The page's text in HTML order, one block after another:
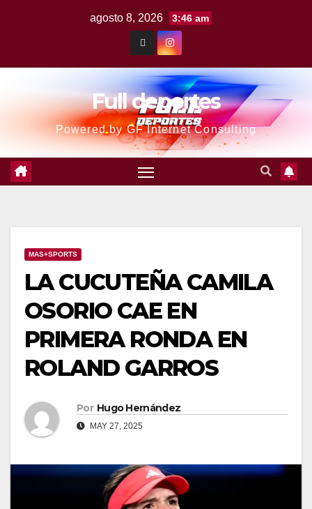
agosto 8, 2026 3:46 am
Full deportes
Powered by GF Internet Consulting
MAS+SPORTS
LA CUCUTEÑA CAMILA
OSORIO CAE EN
PRIMERA RONDA EN
ROLAND GARROS
Por Hugo Hernández
MAY 27, 2025